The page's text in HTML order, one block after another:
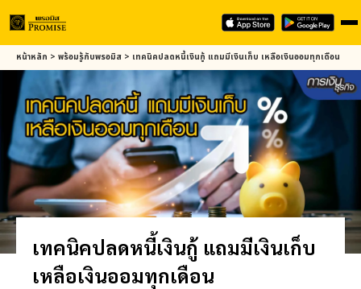
Skip
to
main
content
หน้าหลัก > พร้อมรู้กับพรอมิส > เทคนิคปลดหนี้เงินกู้ แถมมีเงินเก็บ เหลือเงินออมทุกเดือน
เทคนิคปลดหนี้เงินกู้ แถมมีเงินเก็บ
เหลือเงินออมทุกเดือน